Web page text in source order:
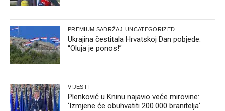
PREMIUM SADRŽAJ UNCATEGORIZED
Ukrajina čestitala Hrvatskoj Dan pobjede:
“Oluja je ponos!”
VIJESTI
Plenković u Kninu najavio veće mirovine:
‘Izmjene će obuhvatiti 200.000 branitelja‘